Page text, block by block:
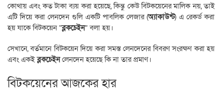
কোথায় এবং কত টাকা ব্যয় করা হয়েছে, কিন্তু কেউ বিটকয়েনের মালিক নয়, তাই
এটি দিয়ে করা লেনদেন গুলি একটি পাবলিক লেজার (অ্যাকাউন্ট) এ রেকর্ড করা
হয় যাকে বিটকয়েন “ব্লকচেইন” বলা হয়।
সেখানে, বর্তমানে বিটকয়েন দিয়ে করা সমস্ত লেনদেনের বিবরণ সংরক্ষণ করা হয়
এবং একইব্লকচেইনলেনদেন হয়েছে কি না তার প্রমাণ।
বিটকয়েনের আজকের হার